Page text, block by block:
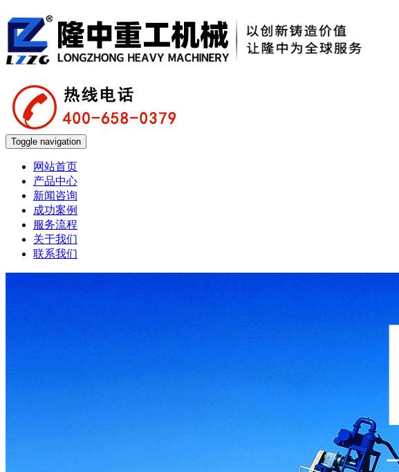
Toggle navigation
网站首页
产品中心
新闻咨询
成功案例
服务流程
关于我们
联系我们